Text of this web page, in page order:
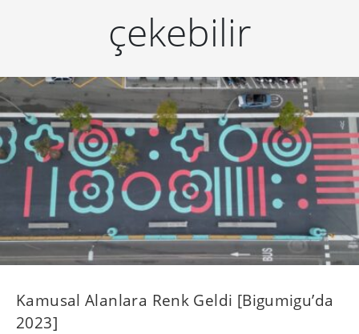
çekebilir
Kamusal Alanlara Renk Geldi [Bigumigu’da
2023]